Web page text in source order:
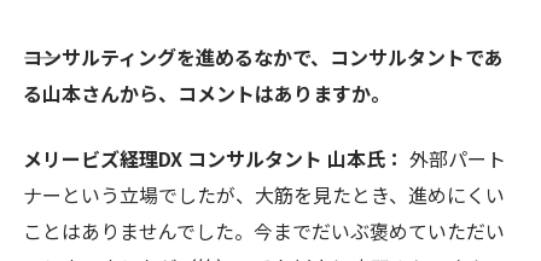
――コンサルティングを進めるなかで、コンサルタントであ
る山本さんから、コメントはありますか。
メリービズ経理DX コンサルタント 山本氏： 外部パート
ナーという立場でしたが、大筋を見たとき、進めにくい
ことはありませんでした。今までだいぶ褒めていただい